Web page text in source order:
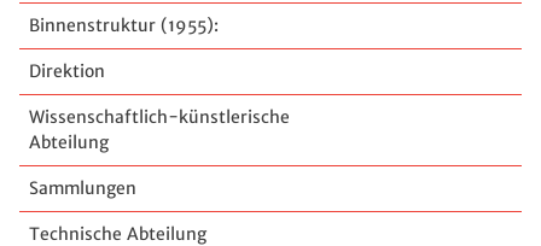
Binnenstruktur (1955):
Direktion
Wissenschaftlich-künstlerische
Abteilung
Sammlungen
Technische Abteilung